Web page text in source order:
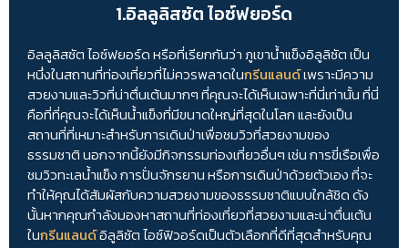
1.อิลลูลิสซัต ไอซ์ฟยอร์ด
อิลลูลิสซัต ไอซ์ฟยอร์ด หรือที่เรียกกันว่า ภูเขาน้ำแข็งอิลูลิซัต เป็น
หนึ่งในสถานที่ท่องเที่ยวที่ไม่ควรพลาดในกรีนแลนด์เพราะมีความ
สวยงามและวิวที่น่าตื่นเต้นมากๆ ที่คุณจะได้เห็นเฉพาะที่นี่เท่านั้น ที่นี่
คือที่ที่คุณจะได้เห็นน้ำแข็งที่มีขนาดใหญ่ที่สุดในโลก และยังเป็น
สถานที่ที่เหมาะสำหรับการเดินป่าเพื่อชมวิวที่สวยงามของ
ธรรมชาติ นอกจากนี้ยังมีกิจกรรมท่องเที่ยวอื่นๆ เช่น การขี่เรือเพื่อ
ชมวิวทะเลน้ำแข็ง การปั่นจักรยาน หรือการเดินป่าด้วยตัวเอง ที่จะ
ทำให้คุณได้สัมผัสกับความสวยงามของธรรมชาติแบบใกล้ชิด ดัง
นั้นหากคุณกำลังมองหาสถานที่ท่องเที่ยวที่สวยงามและน่าตื่นเต้น
ในกรีนแลนด์อิลูลิซัต ไอซ์ฟิวอร์ดเป็นตัวเลือกที่ดีที่สุดสำหรับคุณ